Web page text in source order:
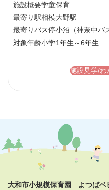
施設概要学童保育
最寄り駅相模大野駅
最寄りバス停小沼（神奈中バ
対象年齢小学1年生～6年生
施設見学/わ
大和市小規模保育園 よつばベ